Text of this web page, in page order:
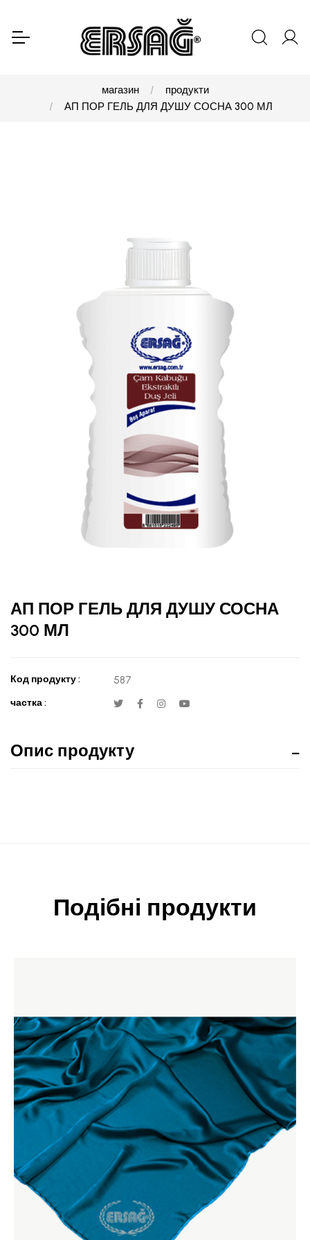
магазин
продукти
АП ПОР ГЕЛЬ ДЛЯ ДУШУ СОСНА 300 МЛ
АП ПОР ГЕЛЬ ДЛЯ ДУШУ СОСНА
300 МЛ
Код продукту : 587
частка :
Опис продукту
Подібні продукти